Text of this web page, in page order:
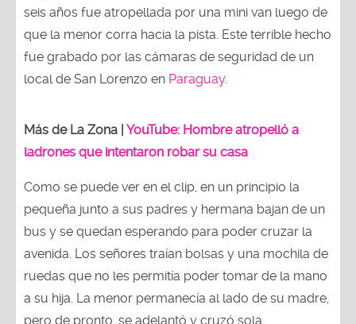
seis años fue atropellada por una mini van luego de
que la menor corra hacia la pista. Este terrible hecho
fue grabado por las cámaras de seguridad de un
local de San Lorenzo en Paraguay.
Más de La Zona | YouTube: Hombre atropelló a
ladrones que intentaron robar su casa
Como se puede ver en el clip, en un principio la
pequeña junto a sus padres y hermana bajan de un
bus y se quedan esperando para poder cruzar la
avenida. Los señores traían bolsas y una mochila de
ruedas que no les permitía poder tomar de la mano
a su hija. La menor permanecía al lado de su madre,
pero de pronto, se adelantó y cruzó sola.